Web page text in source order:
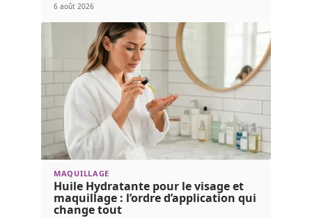
6 août 2026
MAQUILLAGE
Huile Hydratante pour le visage et
maquillage : l’ordre d’application qui
change tout